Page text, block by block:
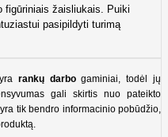
figūriniais žaisliukais. Puiki
pasipildyti turimą
rankų darbogaminiai, todėl jų
gali skirtis nuo pateikto
tik bendro informacinio pobūdžio,